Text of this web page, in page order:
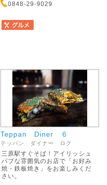
0848-29-9029
Teppan Diner ６
テッパン ダイナー ロク
三原駅すぐそば！アイリッシュ
パブな雰囲気のお店で「お好み
焼・鉄板焼き」をお楽しみくだ
さい。